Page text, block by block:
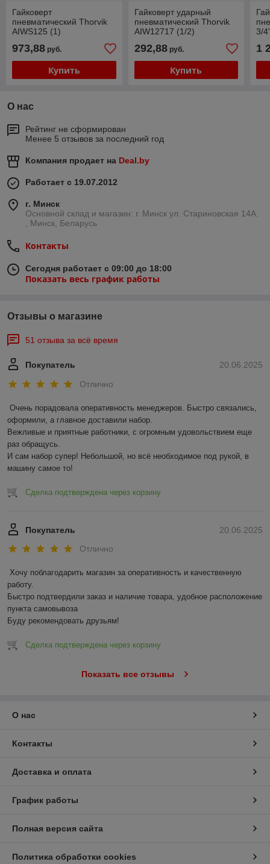
Гайковерт
пневматический Thorvik
AIWS125 (1)
973,88 руб.
Купить
Гайковерт ударный
пневматический Thorvik
AIW12717 (1/2)
292,88руб.
Купить
3/
1
О нас
Рейтинг не сформирован
Менее 5 отзывов за последний год
Компания продает на Deal.by
Работает с 19.07.2012
г. Минск
Основной склад и магазин: г. Минск ул. Стариновская 14А.
, Минск, Беларусь
Контакты
Сегодня работает с 09:00 до 18:00
Показать весь график работы
Отзывы о магазине
51 отзыва за всё время
20.06.2025
Покупатель
Отлично
Очень порадовала оперативность менеджеров. Быстро связались,
оформили, а главное доставили набор.
Вежливые и приятные работники, с огромным удовольствием еще
раз обращусь.
И сам набор супер! Небольшой, но всё необходимое под рукой, в
машину самое то!
Сделка подтверждена через корзину
20.06.2025
Покупатель
Отлично
Хочу поблагодарить магазин за оперативность и качественную
работу.
Быстро подтвердили заказ и наличие товара, удобное расположение
пункта самовывоза
Буду рекомендовать друзьям!
Сделка подтверждена через корзину
Показать все отзывы
О нас
Контакты
Доставка и оплата
График работы
Полная версия сайта
Политика обработки cookies